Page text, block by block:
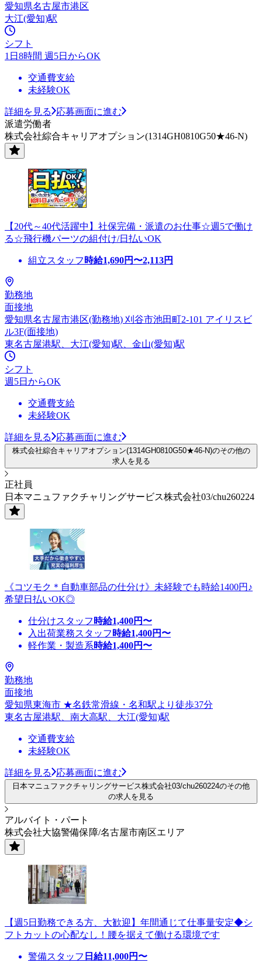
愛知県名古屋市港区
大江(愛知)駅
シフト
1日8時間 週5日からOK
交通費支給
未経験OK
詳細を見る
応募画面に進む
派遣労働者
株式会社綜合キャリアオプション(1314GH0810G50★46-N)
【20代～40代活躍中】社保完備・派遣のお仕事☆週5で働け
る☆飛行機パーツの組付け/日払いOK
組立スタッフ 時給1,690円〜2,113円
勤務地
面接地
愛知県名古屋市港区(勤務地) 刈谷市池田町2-101 アイリスビ
ル3F(面接地)
東名古屋港駅、大江(愛知)駅、金山(愛知)駅
シフト
週5日からOK
交通費支給
未経験OK
詳細を見る 応募画面に進む
株式会社綜合キャリアオプション(1314GH0810G50★46-N)のその他の
求人を見る
正社員
日本マニュファクチャリングサービス株式会社03/chu260224
《コツモク＊自動車部品の仕分け》未経験でも時給1400円♪
希望日払いOK◎
仕分けスタッフ 時給1,400円〜
入出荷業務スタッフ 時給1,400円〜
軽作業・製造系時給1,400円〜
勤務地
面接地
愛知県東海市 ★名鉄常滑線・名和駅より徒歩37分
東名古屋港駅、南大高駅、大江(愛知)駅
交通費支給
未経験OK
詳細を見る 応募画面に進む
日本マニュファクチャリングサービス株式会社03/chu260224のその他
の求人を見る
アルバイト・パート
株式会社大協警備保障/名古屋市南区エリア
【週5日勤務できる方、大歓迎】年間通じて仕事量安定◆シ
フトカットの心配なし！腰を据えて働ける環境です
警備スタッフ 日給11,000円〜